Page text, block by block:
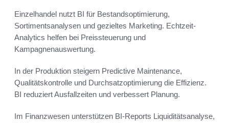
Einzelhandel nutzt BI für Bestandsoptimierung,
Sortimentsanalysen und gezieltes Marketing. Echtzeit-
Analytics helfen bei Preissteuerung und
Kampagnenauswertung.
In der Produktion steigern Predictive Maintenance,
Qualitätskontrolle und Durchsatzoptimierung die Effizienz.
BI reduziert Ausfallzeiten und verbessert Planung.
Im Finanzwesen unterstützen BI-Reports Liquiditätsanalyse,